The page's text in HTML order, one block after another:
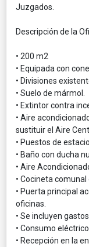
Juzgados.
Descripción de la
• 200 m2
• Equipada con
• Divisiones
• Suelo de mármol.
• Extintor contra
• Aire
sustituir el Aire
• Puestos de
• Baño con ducha
• Aire
• Cocineta
• Puerta principal
oficinas.
• Se incluyen
• Consumo
• Recepción en la